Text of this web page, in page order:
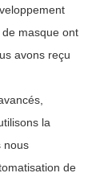
masque ont
avons reçu
la
nous
de